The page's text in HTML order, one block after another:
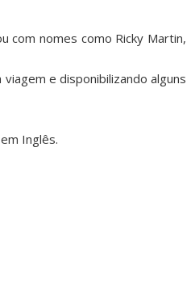
com nomes como Ricky Martin,
e disponibilizando alguns
Inglês.
RSS